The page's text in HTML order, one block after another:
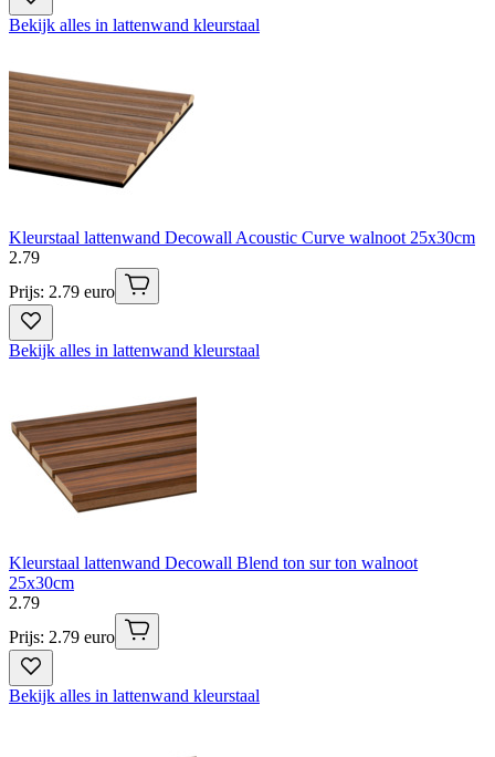
Bekijk alles in lattenwand kleurstaal
Kleurstaal lattenwand Decowall Acoustic Curve walnoot 25x30cm
2.79
Prijs: 2.79 euro
Bekijk alles in lattenwand kleurstaal
Kleurstaal lattenwand Decowall Blend ton sur ton walnoot
25x30cm
2.79
Prijs: 2.79 euro
Bekijk alles in lattenwand kleurstaal